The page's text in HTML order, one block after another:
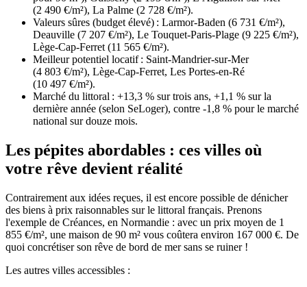
(2 490 €/m²), La Palme (2 728 €/m²).
Valeurs sûres (budget élevé) : Larmor-Baden (6 731 €/m²),
Deauville (7 207 €/m²), Le Touquet-Paris-Plage (9 225 €/m²),
Lège-Cap-Ferret (11 565 €/m²).
Meilleur potentiel locatif : Saint-Mandrier-sur-Mer
(4 803 €/m²), Lège-Cap-Ferret, Les Portes-en-Ré
(10 497 €/m²).
Marché du littoral : +13,3 % sur trois ans, +1,1 % sur la
dernière année (selon SeLoger), contre -1,8 % pour le marché
national sur douze mois.
Les pépites abordables : ces villes où
votre rêve devient réalité
Contrairement aux idées reçues, il est encore possible de dénicher
des biens à prix raisonnables sur le littoral français. Prenons
l'exemple de Créances, en Normandie : avec un prix moyen de 1
855 €/m², une maison de 90 m² vous coûtera environ 167 000 €. De
quoi concrétiser son rêve de bord de mer sans se ruiner !
Les autres villes accessibles :